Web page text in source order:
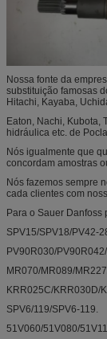
Nossa fonte da
substituição famosas
Hitachi, Kayaba,
Eaton, Nachi, Kubota,
hidráulica etc. de
Nós igualmente que
concordam amostras
Nós fazemos sempre
cada clientes com
Para o Sauer Danfoss
SPV15/SPV18/PV42-
PV90R030/
MR070/MR089/
KRR025C/KRR030D/
SPV6/119/SPV6-119.
51V060/51V080/